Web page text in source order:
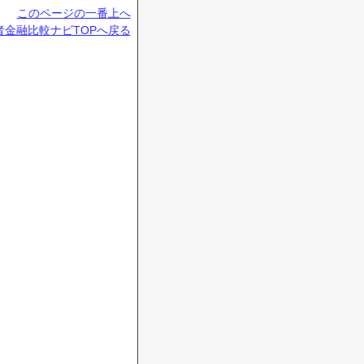
このページの一番上へ
金融比較ナビTOPへ戻る